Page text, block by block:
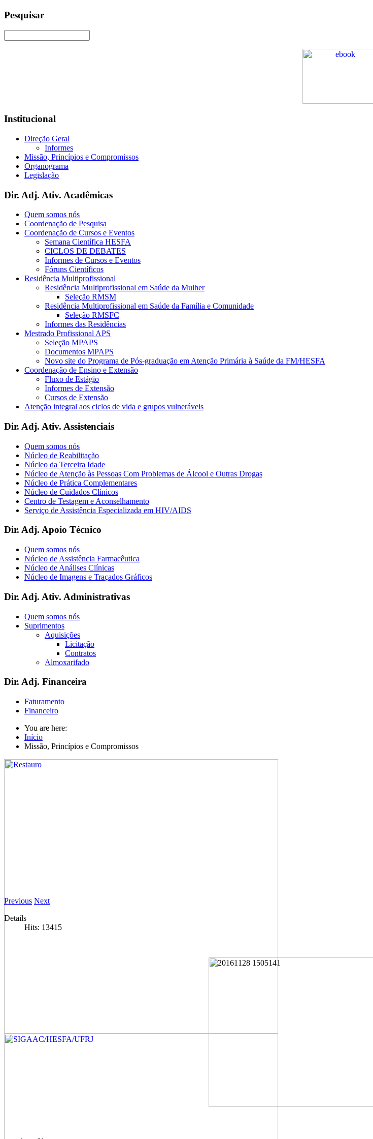
Pesquisar
Institucional
Direção Geral
Informes
Missão, Princípios e Compromissos
Organograma
Legislação
Dir. Adj. Ativ. Acadêmicas
Quem somos nós
Coordenação de Pesquisa
Coordenação de Cursos e Eventos
Semana Científica HESFA
CICLOS DE DEBATES
Informes de Cursos e Eventos
Fóruns Científicos
Residência Multiprofissional
Residência Multiprofissional em Saúde da Mulher
Seleção RMSM
Residência Multiprofissional em Saúde da Família e Comunidade
Seleção RMSFC
Informes das Residências
Mestrado Profissional APS
Seleção MPAPS
Documentos MPAPS
Novo site do Programa de Pós-graduação em Atenção Primária à Saúde da FM/HESFA
Coordenação de Ensino e Extensão
Fluxo de Estágio
Informes de Extensão
Cursos de Extensão
Atenção integral aos ciclos de vida e grupos vulneráveis
Dir. Adj. Ativ. Assistenciais
Quem somos nós
Núcleo de Reabilitação
Núcleo da Terceira Idade
Núcleo de Atenção às Pessoas Com Problemas de Álcool e Outras Drogas
Núcleo de Prática Complementares
Núcleo de Cuidados Clínicos
Centro de Testagem e Aconselhamento
Serviço de Assistência Especializada em HIV/AIDS
Dir. Adj. Apoio Técnico
Quem somos nós
Núcleo de Assistência Farmacêutica
Núcleo de Análises Clínicas
Núcleo de Imagens e Traçados Gráficos
Dir. Adj. Ativ. Administrativas
Quem somos nós
Suprimentos
Aquisições
Licitação
Contratos
Almoxarifado
Dir. Adj. Financeira
Faturamento
Financeiro
You are here:
Início
Missão, Princípios e Compromissos
Previous Next
Details
Hits: 13415